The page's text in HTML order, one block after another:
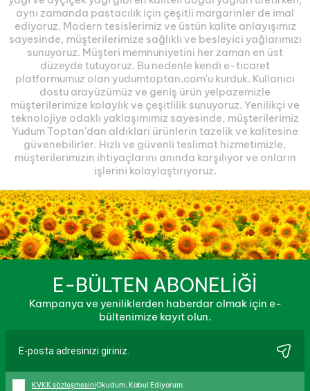
aynı zamanda pastacılık için çeşitli margarinler de imal
ediyoruz. Modern tesislerimiz ve üstün kalite anlayışımız
sayesinde, müşterilerimize sağlıklı ve besleyici yağlarımızı
sunuyoruz. Müşteri memnuniyetini her zaman en üst
düzeyde tutuyoruz. Bu nedenle kendi e-ticaret
platformumuz olan yudumtoptan.com'u kurduk. Kullanıcı
dostu arayüzümüz ve geniş ürün yelpazemizle
müşterilerimize kolaylık ve çeşitlilik sunuyoruz. Yenilikçi ve
teknolojiye odaklı yaklaşımımız sayesinde, müşterilerimiz
Yudum Toptan'dan aldıkları ürünlerin tazelik ve kalitesine
güvenebilirler. Hızlı ve güvenli teslimat hizmetimizle,
müşterilerimizin ihtiyaçlarını anında karşılıyor ve onların
işlerini kolaylaştırıyoruz.
E-BÜLTEN ABONELİĞİ
Kampanya ve yeniliklerden haberdar olmak için e-
bültenimize kayıt olun.
KVKK sözleşmesiniOkudum, Kabul Ediyorum.